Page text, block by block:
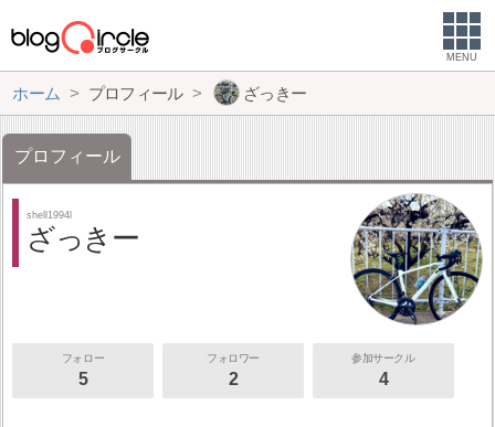
MENU
ホーム プロフィール ざっきー
プロフィール
shell1994l
ざっきー
フォロー
5
フォロワー
2
参加サークル
4